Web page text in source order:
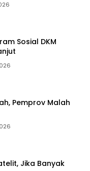
Sosial DKM
Pemprov Malah
Jika Banyak